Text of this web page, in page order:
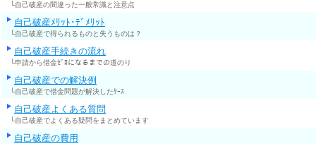
└自己破産の間違った一般常識と注意点
自己破産ﾒﾘｯﾄ･ﾃﾞﾒﾘｯﾄ
└自己破産で得られるものと失うものは？
自己破産手続きの流れ
└申請から借金ｾﾞﾛになるまでの道のり
自己破産での解決例
└自己破産で借金問題が解決したｹｰｽ
自己破産よくある質問
└自己破産でよくある疑問をまとめています
自己破産の費用